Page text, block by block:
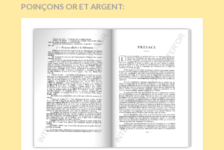
POINÇONS OR ET ARGENT: